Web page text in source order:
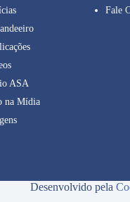
ASA
na Mídia
Fale
Desenvolvido pela